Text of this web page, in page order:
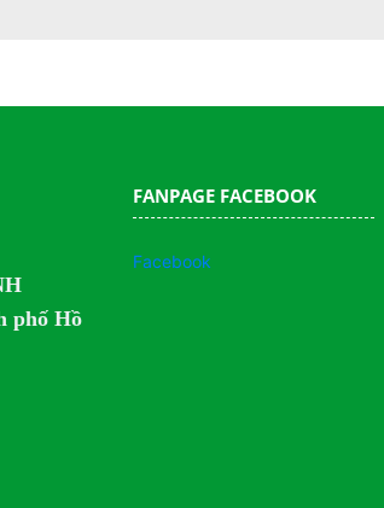
phố Hồ
FANPAGE FACEBOOK
Facebook